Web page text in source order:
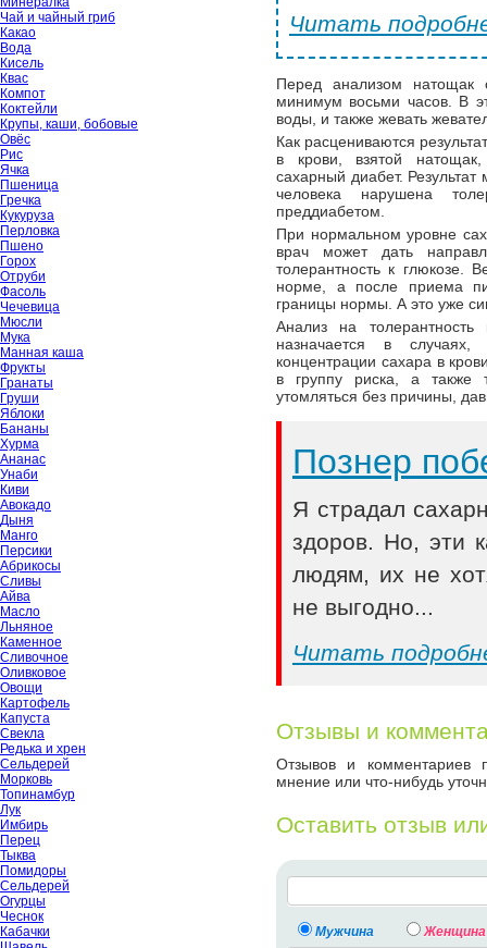
Чай и чайный гриб
Какао
Вода
Кисель
Квас
Компот
Коктейли
Крупы, каши, бобовые
Овёс
Рис
Ячка
Пшеница
Гречка
Кукуруза
Перловка
Пшено
Горох
Отруби
Фасоль
Чечевица
Мюсли
Мука
Манная каша
Фрукты
Гранаты
Груши
Яблоки
Бананы
Хурма
Ананас
Унаби
Киви
Авокадо
Дыня
Манго
Персики
Абрикосы
Сливы
Айва
Масло
Льняное
Каменное
Сливочное
Оливковое
Овощи
Картофель
Капуста
Свекла
Редька и хрен
Сельдерей
Морковь
Топинамбур
Лук
Имбирь
Перец
Тыква
Помидоры
Сельдерей
Огурцы
Чеснок
Кабачки
Читать
Перед анализом натощак
минимум восьми часов. В
воды, и также жевать
Как расцениваются
в крови, взятой
сахарный диабет.
человека нарушена
преддиабетом.
При нормальном уровне
врач может дать
толерантность к глюкозе.
норме, а после приема
границы нормы. А это уже
Анализ на
назначается в
концентрации сахара в
в группу риска, а также
утомляться без причины,
Познер
Я страдал
здоров. Но, эти
людям, их не
не выгодно...
Читать
Отзывы и
Отзывов и комментариев
мнение или что-нибудь
Оставить отзыв
Мужчина Женщина